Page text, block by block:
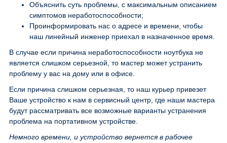
Объяснить суть проблемы, с максимальным описанием
симптомов неработоспособности;
Проинформировать нас о адресе и времени, чтобы
наш линейный инженер приехал в назначенное время.
В случае если причина неработоспособности ноутбука не
является слишком серьезной, то мастер может устранить
проблему у вас на дому или в офисе.
Если причина слишком серьезная, то наш курьер привезет
Ваше устройство к нам в сервисный центр, где наши мастера
будут рассматривать все возможные варианты устранения
проблема на портативном устройстве.
Немного времени, и устройство вернется в рабочее